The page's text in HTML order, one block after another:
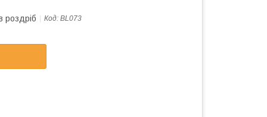
роздріб Код: BL073